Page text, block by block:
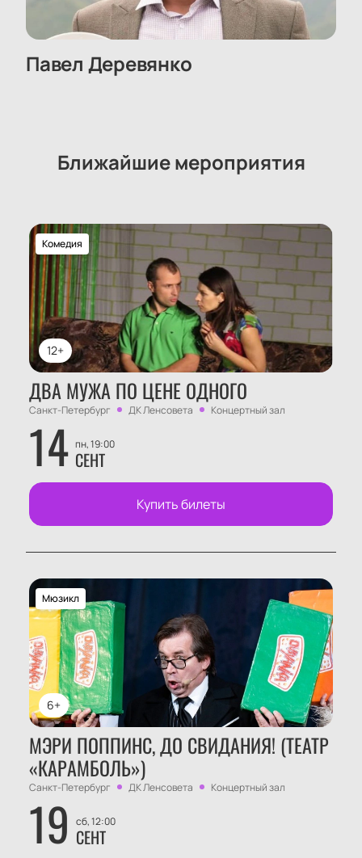
Павел Деревянко
Ближайшие мероприятия
12+
Комедия
ДВА МУЖА ПО ЦЕНЕ ОДНОГО
Санкт-Петербург ДК Ленсовета Концертный зал
14 пн, 19:00
СЕНТ
Купить билеты
6+
Мюзикл
МЭРИ ПОППИНС, ДО СВИДАНИЯ! (ТЕАТР
«КАРАМБОЛЬ»)
Санкт-Петербург ДК Ленсовета Концертный зал
19 сб, 12:00
СЕНТ